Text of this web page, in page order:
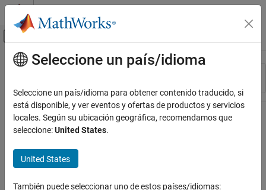
Saltar al contenido
Mostrar/ocultar menú de navegación
Recurso
Contenido principal
Seleccione un país/idioma
Seleccione un país/idioma para obtener contenido traducido, si
está disponible, y ver eventos y ofertas de productos y servicios
locales. Según su ubicación geográfica, recomendamos que
seleccione:United States.
United States
También puede seleccionar uno de estos países/idiomas: